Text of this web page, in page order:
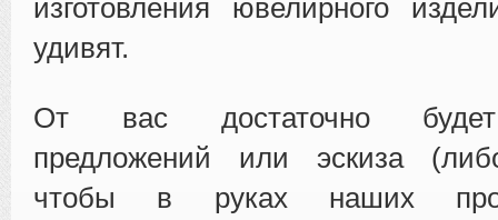
изготовления ювелирного
удивят.
От вас достаточно будет
предложений или эскиза
чтобы в руках наших